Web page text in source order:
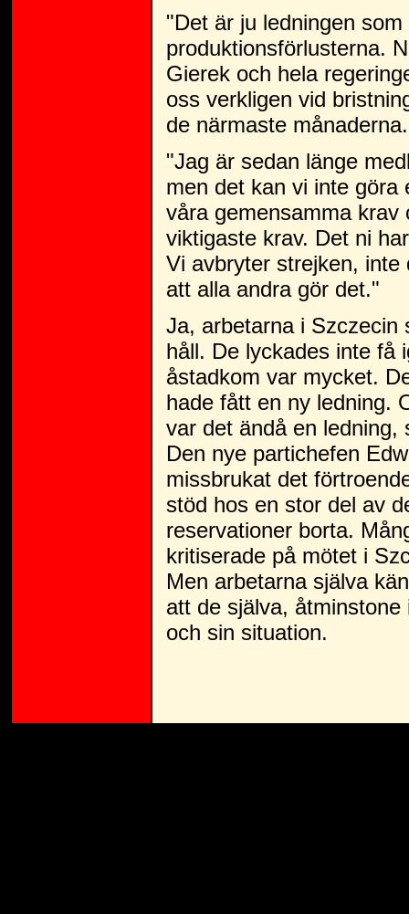
"Det är ju ledningen
produktionsförlusterna.
Gierek och hela
oss verkligen vid
de närmaste
"Jag är sedan länge
men det kan vi inte göra
våra gemensamma krav
viktigaste krav. Det ni
Vi avbryter strejken,
att alla andra gör det."
Ja, arbetarna i Szczecin
håll. De lyckades inte få
åstadkom var mycket.
hade fått en ny ledning.
var det ändå en ledning,
Den nye partichefen
missbrukat det
stöd hos en stor del av
reservationer borta.
kritiserade på mötet i
Men arbetarna själva
att de själva,
och sin situation.